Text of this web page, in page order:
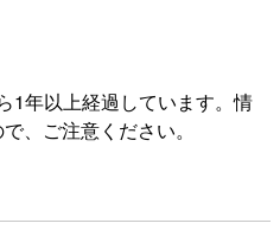
1年以上経過しています。情
、ご注意ください。